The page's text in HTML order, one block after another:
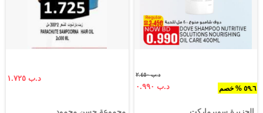
٥٩.٦ % خصم
د.ب ٢.٤٥٠
د.ب ٠.٩٩٠
د.ب ١.٧٢٥